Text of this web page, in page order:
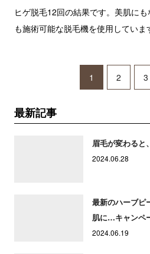
ヒゲ脱毛12回の結果です。美肌に
も施術可能な脱毛機を使用していま
1 2 3
最新記事
眉毛が変わると
2024.06.28
最新のハーブピ
肌に…キャンペ
2024.06.19